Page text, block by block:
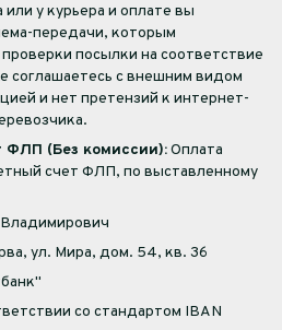
у курьера и оплате вы
передачи, которым
посылки на соответствие
соглашаетесь с внешним видом
и нет претензий к интернет-
ФЛП (Без комиссии):Оплата
счет ФЛП, по выставленному
ул. Мира, дом. 54, кв. 36
со стандартом IBAN